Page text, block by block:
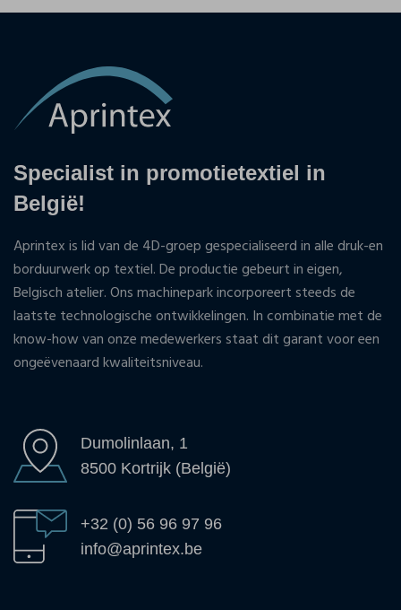
Specialist in promotietextiel in
België!
Aprintex is lid van de 4D-groep gespecialiseerd in alle druk-en
borduurwerk op textiel. De productie gebeurt in eigen,
Belgisch atelier. Ons machinepark incorporeert steeds de
laatste technologische ontwikkelingen. In combinatie met de
know-how van onze medewerkers staat dit garant voor een
ongeëvenaard kwaliteitsniveau.
Dumolinlaan, 1
8500 Kortrijk (België)
+32 (0) 56 96 97 96
info@aprintex.be